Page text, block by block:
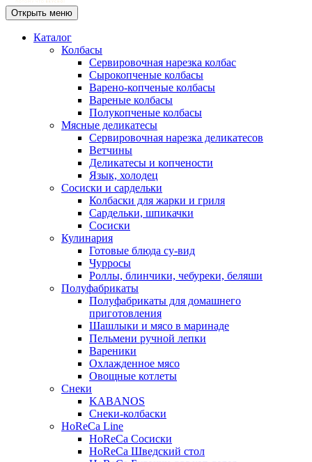
Открыть меню
Каталог
Колбасы
Сервировочная нарезка колбас
Сырокопченые колбасы
Варено-копченые колбасы
Вареные колбасы
Полукопченые колбасы
Мясные деликатесы
Сервировочная нарезка деликатесов
Ветчины
Деликатесы и копчености
Язык, холодец
Сосиски и сардельки
Колбаски для жарки и гриля
Сардельки, шпикачки
Сосиски
Кулинария
Готовые блюда су-вид
Чурросы
Роллы, блинчики, чебуреки, беляши
Полуфабрикаты
Полуфабрикаты для домашнего
приготовления
Шашлыки и мясо в маринаде
Пельмени ручной лепки
Вареники
Охлажденное мясо
Овощные котлеты
Снеки
KABANOS
Снеки-колбаски
HoReCa Line
HoReCa Сосиски
HoReCa Шведский стол